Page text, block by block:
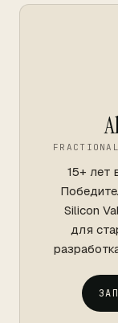
15+ лет
Silicon
для